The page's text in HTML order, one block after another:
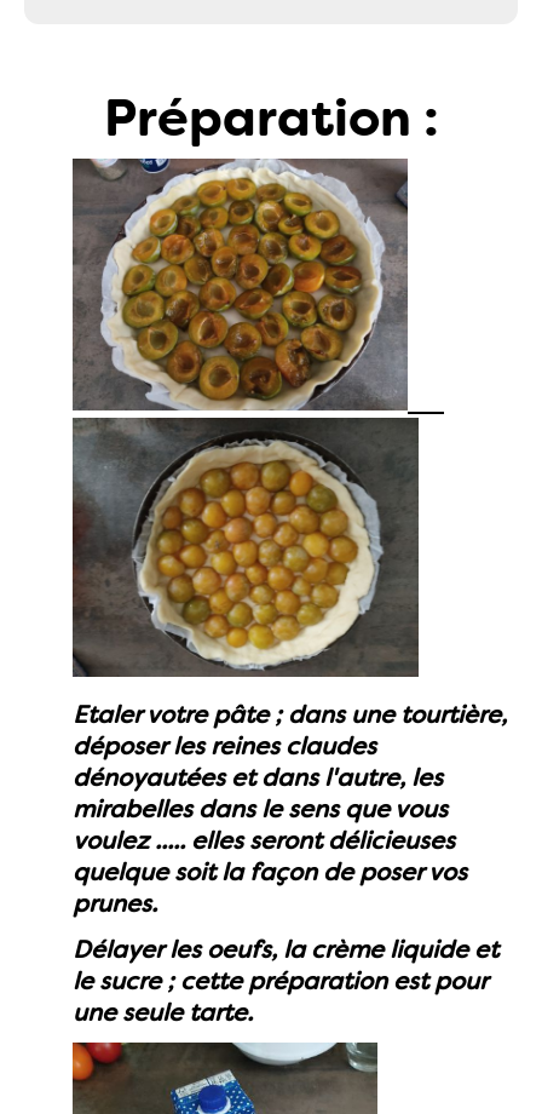
Préparation :
Etaler votre pâte ; dans une tourtière,
déposer les reines claudes
dénoyautées et dans l'autre, les
mirabelles dans le sens que vous
voulez ..... elles seront délicieuses
quelque soit la façon de poser vos
prunes.
Délayer les oeufs, la crème liquide et
le sucre ; cette préparation est pour
une seule tarte.